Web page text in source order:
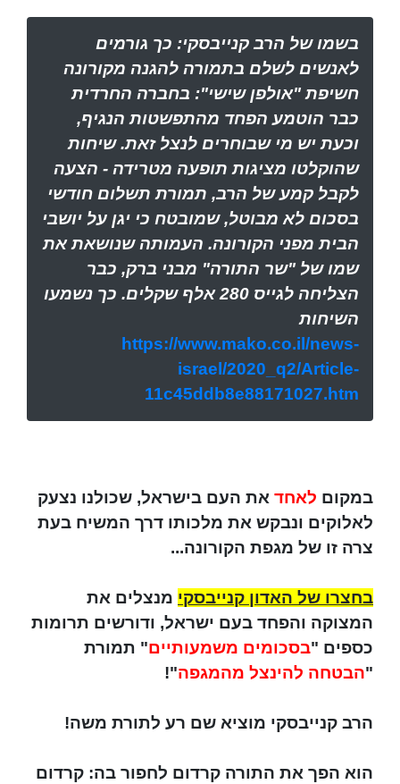
בשמו של הרב קנייבסקי: כך גורמים
לאנשים לשלם בתמורה להגנה מקורונה
חשיפת "אולפן שישי": בחברה החרדית
כבר הוטמע הפחד מהתפשטות הנגיף,
וכעת יש מי שבוחרים לנצל זאת. שיחות
שהוקלטו מציגות תופעה מטרידה - הצעה
לקבל קמע של הרב, תמורת תשלום חודשי
בסכום לא מבוטל, שמובטח כי יגן על יושבי
הבית מפני הקורונה. העמותה שנושאת את
שמו של "שר התורה" מבני ברק, כבר
הצליחה לגייס 280 אלף שקלים. כך נשמעו
השיחות
https://www.mako.co.il/news-
israel/2020_q2/Article-
11c45ddb8e88171027.htm
במקום לאחד את העם בישראל, שכולנו נצעק
לאלוקים ונבקש את מלכותו דרך המשיח בעת
צרה זו של מגפת הקורונה...
בחצרו של האדון קנייבסקי מנצלים את
המצוקה והפחד בעם ישראל, ודורשים תרומות
כספים "בסכומים משמעותיים" תמורת
"הבטחה להינצל מהמגפה"!
הרב קנייבסקי מוציא שם רע לתורת משה!
הוא הפך את התורה קרדום לחפור בה: קרדום